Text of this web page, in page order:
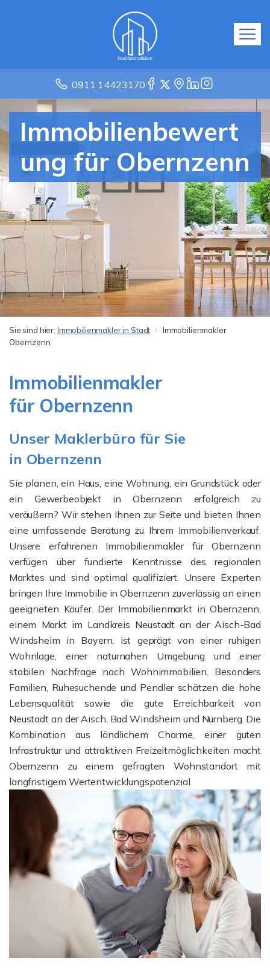
0911 14423170
Immobilienbewert
ung für Obernzenn
Sie sind hier: Immobilienmakler in Stadt
Immobilienmakler
Obernzenn
Immobilienmakler
für Obernzenn
Unser Maklerbüro für Sie
in Obernzenn
Sie planen, ein Haus, eine Wohnung, ein Grundstück oder
ein Gewerbeobjekt in Obernzenn erfolgreich zu
veräußern? Wir stehen Ihnen zur Seite und bieten Ihnen
eine umfassende Beratung zu Ihrem Immobilienverkauf.
Unsere erfahrenen Immobilienmakler für Obernzenn
verfügen über fundierte Kenntnisse des regionalen
Marktes und sind optimal qualifiziert. Unsere Experten
bringen Ihre Immobilie in Obernzenn zuverlässig an einen
geeigneten Käufer. Der Immobilienmarkt in Obernzenn,
einem Markt im Landkreis Neustadt an der Aisch-Bad
Windsheim in Bayern, ist geprägt von einer ruhigen
Wohnlage, einer naturnahen Umgebung und einer
stabilen Nachfrage nach Wohnimmobilien. Besonders
Familien, Ruhesuchende und Pendler schätzen die hohe
Lebensqualität sowie die gute Erreichbarkeit von
Neustadt an der Aisch, Bad Windsheim und Nürnberg. Die
Kombination aus ländlichem Charme, einer guten
Infrastruktur und attraktiven Freizeitmöglichkeiten macht
Obernzenn zu einem gefragten Wohnstandort mit
langfristigem Wertentwicklungspotenzial.